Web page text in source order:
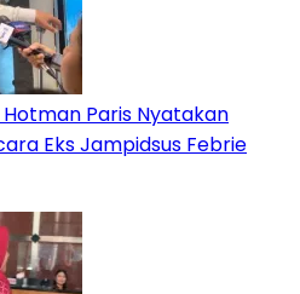
Paris Nyatakan
Eks Jampidsus Febrie